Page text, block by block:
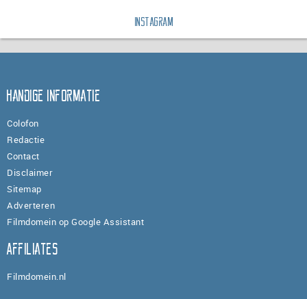
Instagram
Handige informatie
Colofon
Redactie
Contact
Disclaimer
Sitemap
Adverteren
Filmdomein op Google Assistant
Affiliates
Filmdomein.nl